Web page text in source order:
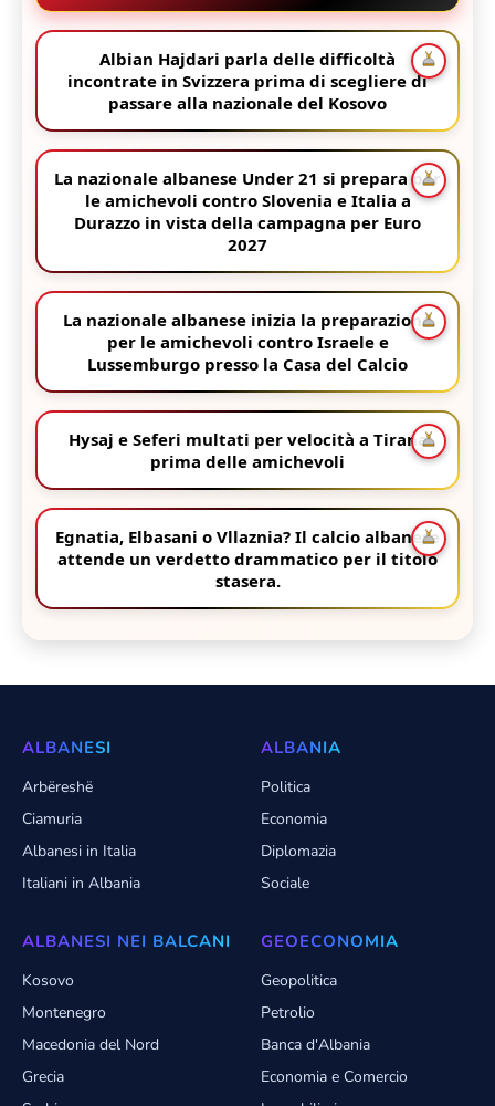
Albian Hajdari parla delle difficoltà
incontrate in Svizzera prima di scegliere di
passare alla nazionale del Kosovo
La nazionale albanese Under 21 si prepara per
le amichevoli contro Slovenia e Italia a
Durazzo in vista della campagna per Euro
2027
La nazionale albanese inizia la preparazione
per le amichevoli contro Israele e
Lussemburgo presso la Casa del Calcio
Hysaj e Seferi multati per velocità a Tirana
prima delle amichevoli
Egnatia, Elbasani o Vllaznia? Il calcio albanese
attende un verdetto drammatico per il titolo
stasera.
ALBANESI
Arbëreshë
Ciamuria
Albanesi in Italia
Italiani in Albania
ALBANIA
Politica
Economia
Diplomazia
Sociale
ALBANESI NEI BALCANI
Kosovo
Montenegro
Macedonia del Nord
Grecia
GEOECONOMIA
Geopolitica
Petrolio
Banca d'Albania
Economia e Comercio